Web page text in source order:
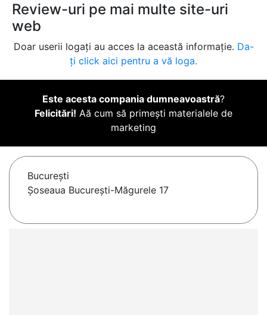
Review-uri pe mai multe site-uri
web
Doar userii logați au acces la această informație. Da-
ți click aici pentru a vă loga.
Este acesta compania dumneavoastră?
Felicitări! Aă cum să primești materialele de
marketing
Bucureşti
Șoseaua București-Măgurele 17